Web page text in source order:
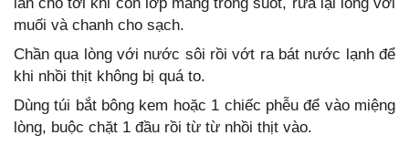
muối và chanh cho sạch.
Chần qua lòng với nước sôi rồi vớt ra bát nước lạnh để
khi nhồi thịt không bị quá to.
Dùng túi bắt bông kem hoặc 1 chiếc phễu để vào miệng
lòng, buộc chặt 1 đầu rồi từ từ nhồi thịt vào.